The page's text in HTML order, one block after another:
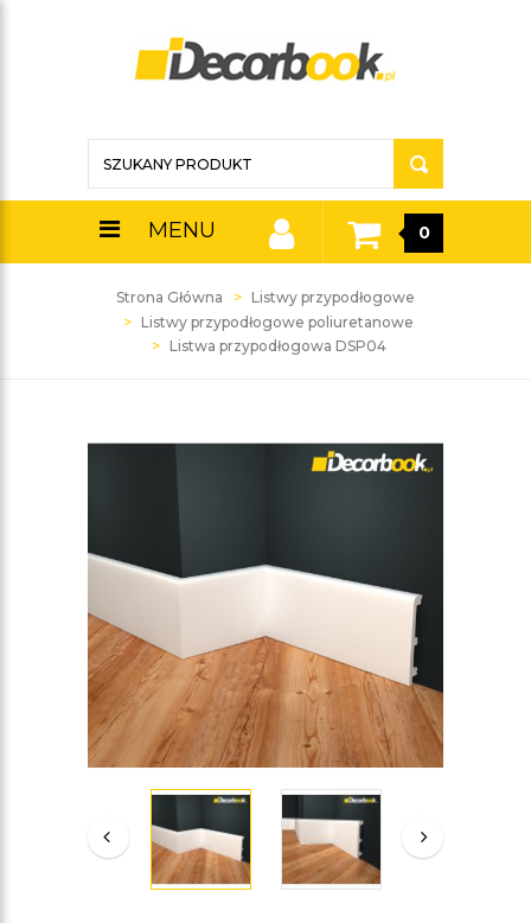
MENU 0
Strona Główna
Listwy przypodłogowe
Listwy przypodłogowe poliuretanowe
Listwa przypodłogowa DSP04